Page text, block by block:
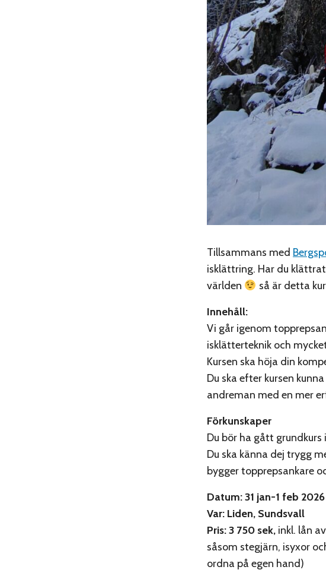
Tillsammans med
isklättring. Har du
världen
så är detta
Innehåll:
Vi går igenom
isklätterteknik och
Kursen ska höja din
Du ska efter kursen
andreman med en mer
Förkunskaper
Du bör ha gått
Du ska känna dej trygg
bygger topprepsankare
Datum: 31 jan-1 feb 2026
Var: Liden, Sundsvall
Pris: 3 750 sek, inkl. lån
såsom stegjärn, isyxor
ordna på egen hand)